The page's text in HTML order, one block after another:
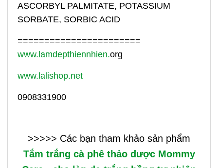
ASCORBYL PALMITATE, POTASSIUM
SORBATE, SORBIC ACID
=======================
www.lamdepthiennhien.org
www.lalishop.net
0908331900
>>>>> Các bạn tham khảo sản phẩm
Tắm trắng cà phê thảo dược Mommy